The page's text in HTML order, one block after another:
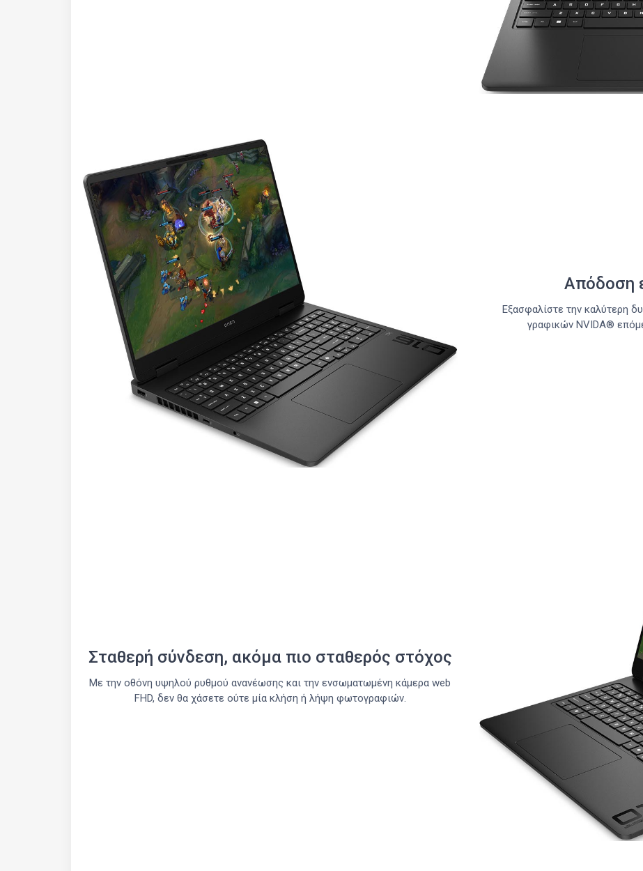
Απόδοση
Εξασφαλίστε την καλύτερη
γραφικών NVIDA®
Σταθερή σύνδεση, ακόμα πιο σταθερός στόχος
Με την οθόνη υψηλού ρυθμού ανανέωσης και την ενσωματωμένη κάμερα web
FHD, δεν θα χάσετε ούτε μία κλήση ή λήψη φωτογραφιών.